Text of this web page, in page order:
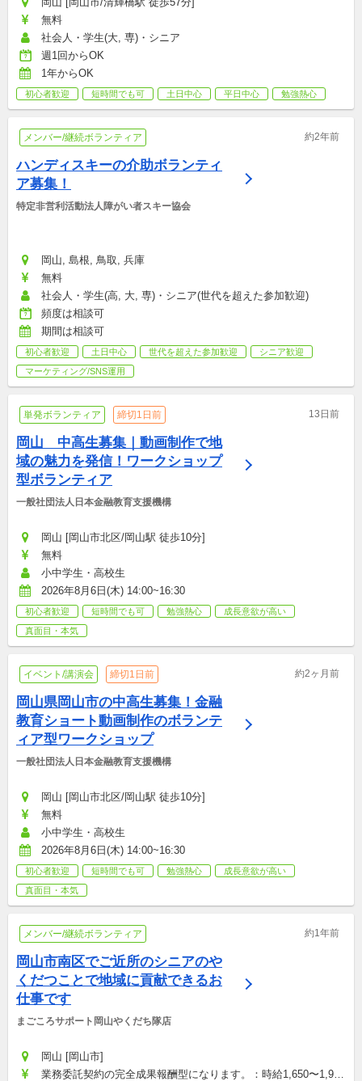
無料
社会人・学生(大, 専)・シニア
週1回からOK
1年からOK
初心者歓迎 短時間でも可 土日中心 平日中心 勉強熱心
メンバー/継続ボランティア 約2年前
ハンディスキーの介助ボランティ
ア募集！
特定非営利活動法人障がい者スキー協会
岡山, 島根, 鳥取, 兵庫
無料
社会人・学生(高, 大, 専)・シニア(世代を超えた参加歓迎)
頻度は相談可
期間は相談可
初心者歓迎 土日中心 世代を超えた参加歓迎
シニア歓迎
マーケティング/SNS運用
単発ボランティア 締切1日前 13日前
岡山　中高生募集｜動画制作で地
域の魅力を発信！ワークショップ
型ボランティア
一般社団法人日本金融教育支援機構
岡山 [岡山市北区/岡山駅 徒歩10分]
無料
小中学生・高校生
2026年8月6日(木) 14:00~16:30
初心者歓迎 短時間でも可 勉強熱心
成長意欲が高い
真面目・本気
イベント/講演会 締切1日前 約2ヶ月前
岡山県岡山市の中高生募集！金融
教育ショート動画制作のボランテ
ィア型ワークショップ
一般社団法人日本金融教育支援機構
岡山 [岡山市北区/岡山駅 徒歩10分]
無料
小中学生・高校生
2026年8月6日(木) 14:00~16:30
初心者歓迎 短時間でも可 勉強熱心
成長意欲が高い
真面目・本気
メンバー/継続ボランティア 約1年前
岡山市南区でご近所のシニアのや
くだつことで地域に貢献できるお
仕事です
まごころサポート岡山やくだち隊店
岡山 [岡山市]
業務委託契約の完全成果報酬型になります。：時給1,650〜1,950